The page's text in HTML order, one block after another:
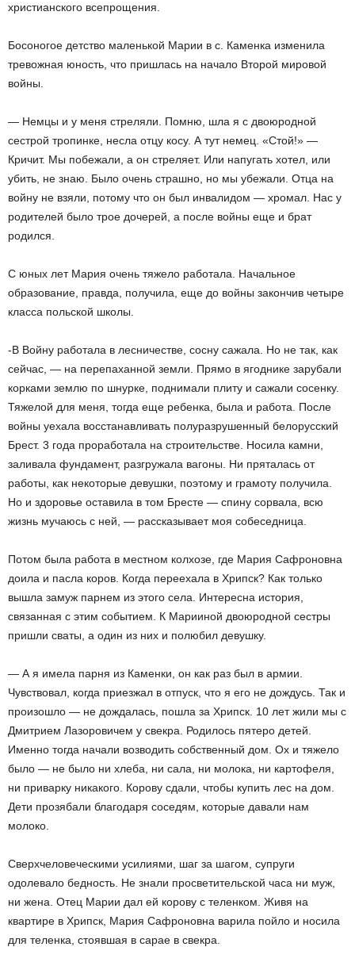
христианского всепрощения.
Босоногое детство маленькой Марии в с. Каменка изменила
тревожная юность, что пришлась на начало Второй мировой
войны.
— Немцы и у меня стреляли. Помню, шла я с двоюродной
сестрой тропинке, несла отцу косу. А тут немец. «Стой!» —
Кричит. Мы побежали, а он стреляет. Или напугать хотел, или
убить, не знаю. Было очень страшно, но мы убежали. Отца на
войну не взяли, потому что он был инвалидом — хромал. Нас у
родителей было трое дочерей, а после войны еще и брат
родился.
С юных лет Мария очень тяжело работала. Начальное
образование, правда, получила, еще до войны закончив четыре
класса польской школы.
-В Войну работала в лесничестве, сосну сажала. Но не так, как
сейчас, — на перепаханной земли. Прямо в ягоднике зарубали
корками землю по шнурке, поднимали плиту и сажали сосенку.
Тяжелой для меня, тогда еще ребенка, была и работа. После
войны уехала восстанавливать полуразрушенный белорусский
Брест. 3 года проработала на строительстве. Носила камни,
заливала фундамент, разгружала вагоны. Ни пряталась от
работы, как некоторые девушки, поэтому и грамоту получила.
Но и здоровье оставила в том Бресте — спину сорвала, всю
жизнь мучаюсь с ней, — рассказывает моя собеседница.
Потом была работа в местном колхозе, где Мария Сафроновна
доила и пасла коров. Когда переехала в Хрипск? Как только
вышла замуж парнем из этого села. Интересна история,
связанная с этим событием. К Марииной двоюродной сестры
пришли сваты, а один из них и полюбил девушку.
— А я имела парня из Каменки, он как раз был в армии.
Чувствовал, когда приезжал в отпуск, что я его не дождусь. Так и
произошло — не дождалась, пошла за Хрипск. 10 лет жили мы с
Дмитрием Лазоровичем у свекра. Родилось пятеро детей.
Именно тогда начали возводить собственный дом. Ох и тяжело
было — не было ни хлеба, ни сала, ни молока, ни картофеля,
ни приварку никакого. Корову сдали, чтобы купить лес на дом.
Дети прозябали благодаря соседям, которые давали нам
молоко.
Сверхчеловеческими усилиями, шаг за шагом, супруги
одолевало бедность. Не знали просветительской часа ни муж,
ни жена. Отец Марии дал ей корову с теленком. Живя на
квартире в Хрипск, Мария Сафроновна варила пойло и носила
для теленка, стоявшая в сарае в свекра.